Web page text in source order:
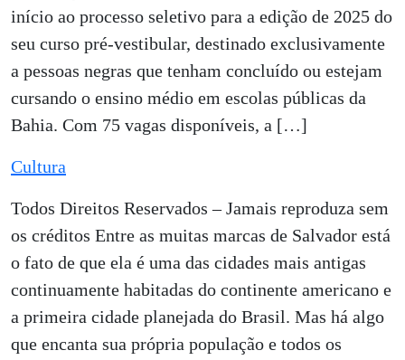
início ao processo seletivo para a edição de 2025 do
seu curso pré-vestibular, destinado exclusivamente
a pessoas negras que tenham concluído ou estejam
cursando o ensino médio em escolas públicas da
Bahia. Com 75 vagas disponíveis, a […]
Cultura
Todos Direitos Reservados – Jamais reproduza sem
os créditos Entre as muitas marcas de Salvador está
o fato de que ela é uma das cidades mais antigas
continuamente habitadas do continente americano e
a primeira cidade planejada do Brasil. Mas há algo
que encanta sua própria população e todos os